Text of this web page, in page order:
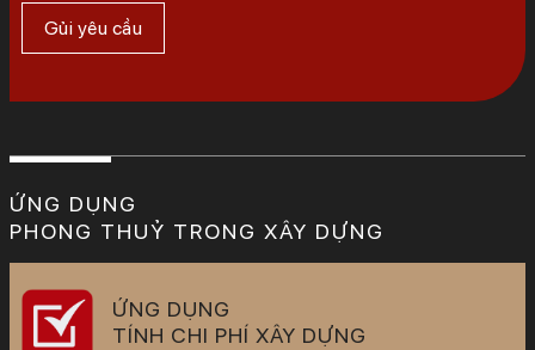
ỨNG DỤNG
PHONG THUỶ TRONG XÂY DỰNG
ỨNG DỤNG
TÍNH CHI PHÍ XÂY DỰNG